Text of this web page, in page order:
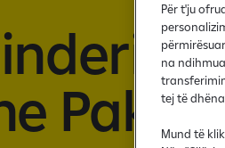
Për t'ju
na
tej të
Mund të